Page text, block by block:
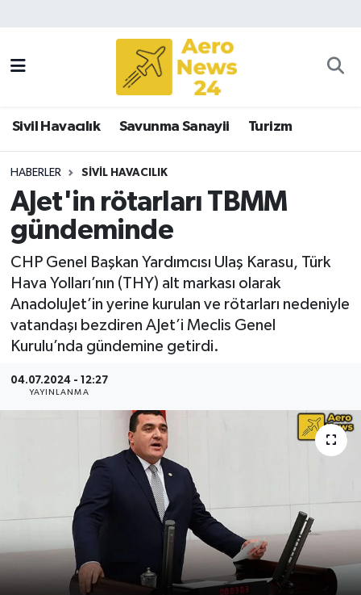
Sivil Havacılık Savunma Sanayii Turizm
HABERLER SIVIL HAVACILIK
AJet'in rötarları TBMM
gündeminde
CHP Genel Başkan Yardımcısı Ulaş Karasu, Türk
Hava Yolları’nın (THY) alt markası olarak
AnadoluJet’in yerine kurulan ve rötarları nedeniyle
vatandaşı bezdiren AJet’i Meclis Genel
Kurulu’nda gündemine getirdi.
04.07.2024 - 12:27
YAYINLANMA